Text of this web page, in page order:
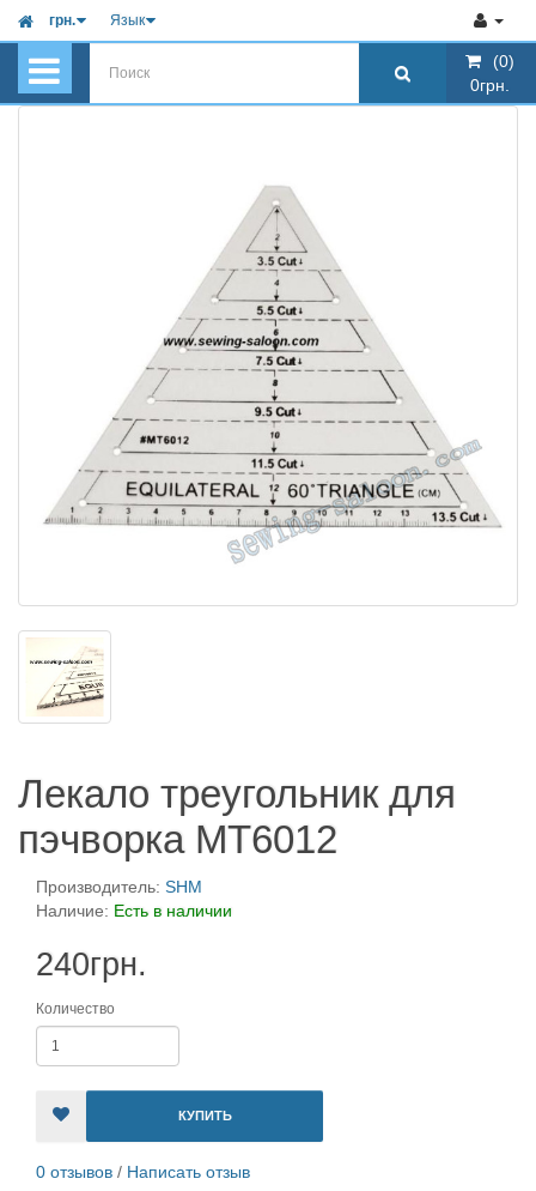
грн. Язык
(0)
0грн.
Лекало треугольник для
пэчворка MT6012
Производитель: SHM
Наличие: Есть в наличии
240грн.
Количество
КУПИТЬ
0 отзывов / Написать отзыв